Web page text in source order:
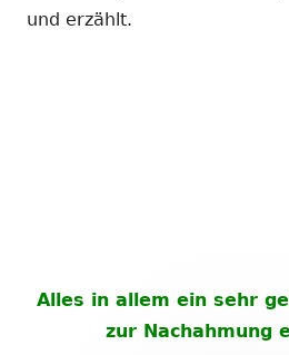
und erzählt.
Alles in allem ein sehr
zur Nachahmung